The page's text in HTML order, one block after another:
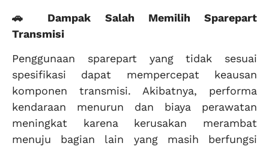
🚗 Dampak Salah Memilih Sparepart
Transmisi
Penggunaan sparepart yang tidak sesuai
spesifikasi dapat mempercepat keausan
komponen transmisi. Akibatnya, performa
kendaraan menurun dan biaya perawatan
meningkat karena kerusakan merambat
menuju bagian lain yang masih berfungsi